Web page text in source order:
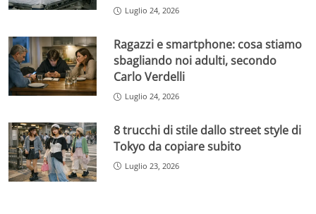
Luglio 24, 2026
Ragazzi e smartphone: cosa stiamo
sbagliando noi adulti, secondo
Carlo Verdelli
Luglio 24, 2026
8 trucchi di stile dallo street style di
Tokyo da copiare subito
Luglio 23, 2026